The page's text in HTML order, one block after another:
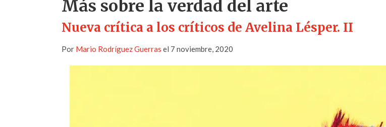
Más sobre la verdad del arte
Nueva crítica a los críticos de Avelina Lésper. II
Por Mario Rodríguez Guerras el 7 noviembre, 2020